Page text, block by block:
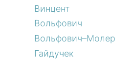
Винцент
Вольфович
Вольфович–Молер
Гайдучек